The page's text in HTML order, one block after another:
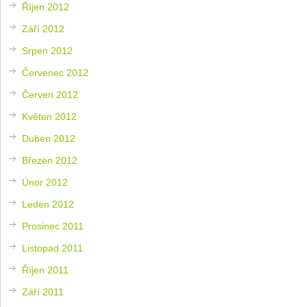
Říjen 2012
Září 2012
Srpen 2012
Červenec 2012
Červen 2012
Květen 2012
Duben 2012
Březen 2012
Únor 2012
Leden 2012
Prosinec 2011
Listopad 2011
Říjen 2011
Září 2011